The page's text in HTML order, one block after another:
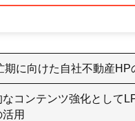
期に向けた自社不動産HP
なコンテンツ強化として
用